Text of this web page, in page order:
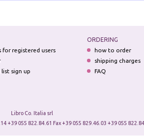
for registered users
sign up
ORDERING
how to order
shipping charges
FAQ
Libro Co. Italia srl
+39 055 822.84.61 Fax +39 055 829.46.03 +39 055